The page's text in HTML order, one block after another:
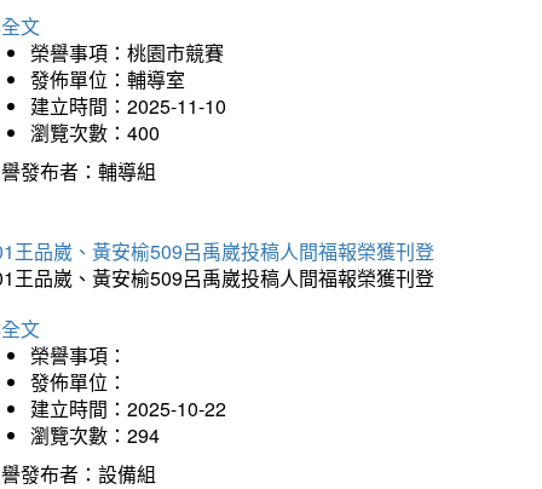
文
榮譽事項：桃園市競賽
發佈單位：輔導室
建立時間：2025-11-10
瀏覽次數：400
發布者：輔導組
王品崴、黃安榆509呂禹崴投稿人間福報榮獲刊登
王品崴、黃安榆509呂禹崴投稿人間福報榮獲刊登
文
榮譽事項：
發佈單位：
建立時間：2025-10-22
瀏覽次數：294
發布者：設備組